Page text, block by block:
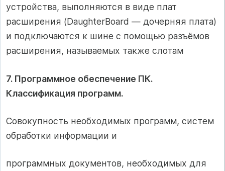
устройства, выполняются в виде плат
расширения (DаughterBoard — дочерняя плата)
и подключаются к шине с помощью разъёмов
расширения, называемых также слотам
7. Программное обеспечение ПК.
Классификация программ.
Совокупность необходимых программ, систем
обработки информации и
программных документов, необходимых для